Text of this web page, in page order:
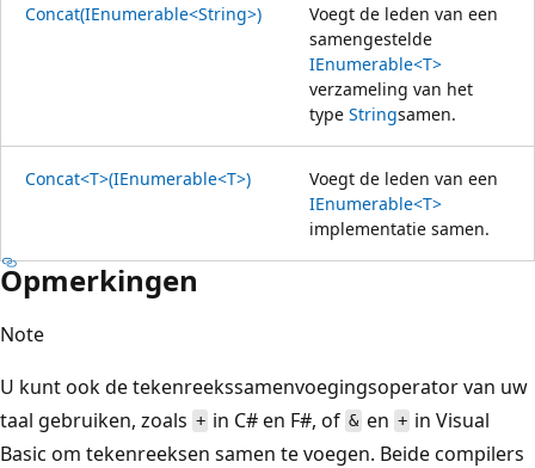
Concat(IEnumerable<String>)
Voegt de leden van een
samengestelde
IEnumerable<T>
verzameling van het
type Stringsamen.
Concat<T>(IEnumerable<T>)
Voegt de leden van een
IEnumerable<T>
implementatie samen.
Opmerkingen
Note
U kunt ook de tekenreekssamenvoegingsoperator van uw
taal gebruiken, zoals + in C# en F#, of&en + in Visual
Basic om tekenreeksen samen te voegen. Beide compilers